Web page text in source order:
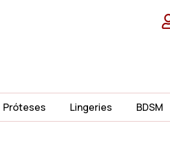
Próteses Lingeries BDSM